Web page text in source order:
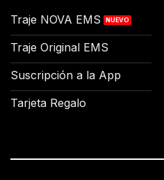
Traje NOVA EMS
Traje Original EMS
Suscripción a la App
Tarjeta Regalo